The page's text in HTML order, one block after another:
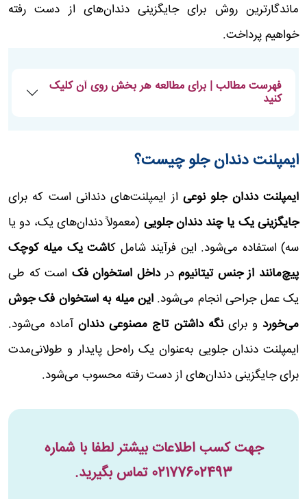
ماندگارترین روش برای جایگزینی دندان‌های از دست رفته
خواهیم پرداخت.
فهرست مطالب | برای مطالعه هر بخش روی آن کلیک
کنید
ایمپلنت دندان جلو چیست؟
ایمپلنت دندان جلو نوعی از ایمپلنت‌های دندانی است که برای
جایگزینی یک یا چند دندان جلویی (معمولاً دندان‌های یک، دو یا
سه) استفاده می‌شود. این فرآیند شامل کاشت یک میله کوچک
پیچ‌مانند از جنس تیتانیومدرداخل استخوان فک است که طی
یک عمل جراحی انجام می‌شود. این میله به استخوان فک جوش
می‌خورد و برای نگه داشتن تاج مصنوعی دندان آماده می‌شود.
ایمپلنت دندان جلویی به‌عنوان یک راه‌حل پایدار و طولانی‌مدت
برای جایگزینی دندان‌های از دست رفته محسوب می‌شود.
جهت کسب اطلاعات بیشتر لطفا با شماره
02177602493 تماس بگیرید.